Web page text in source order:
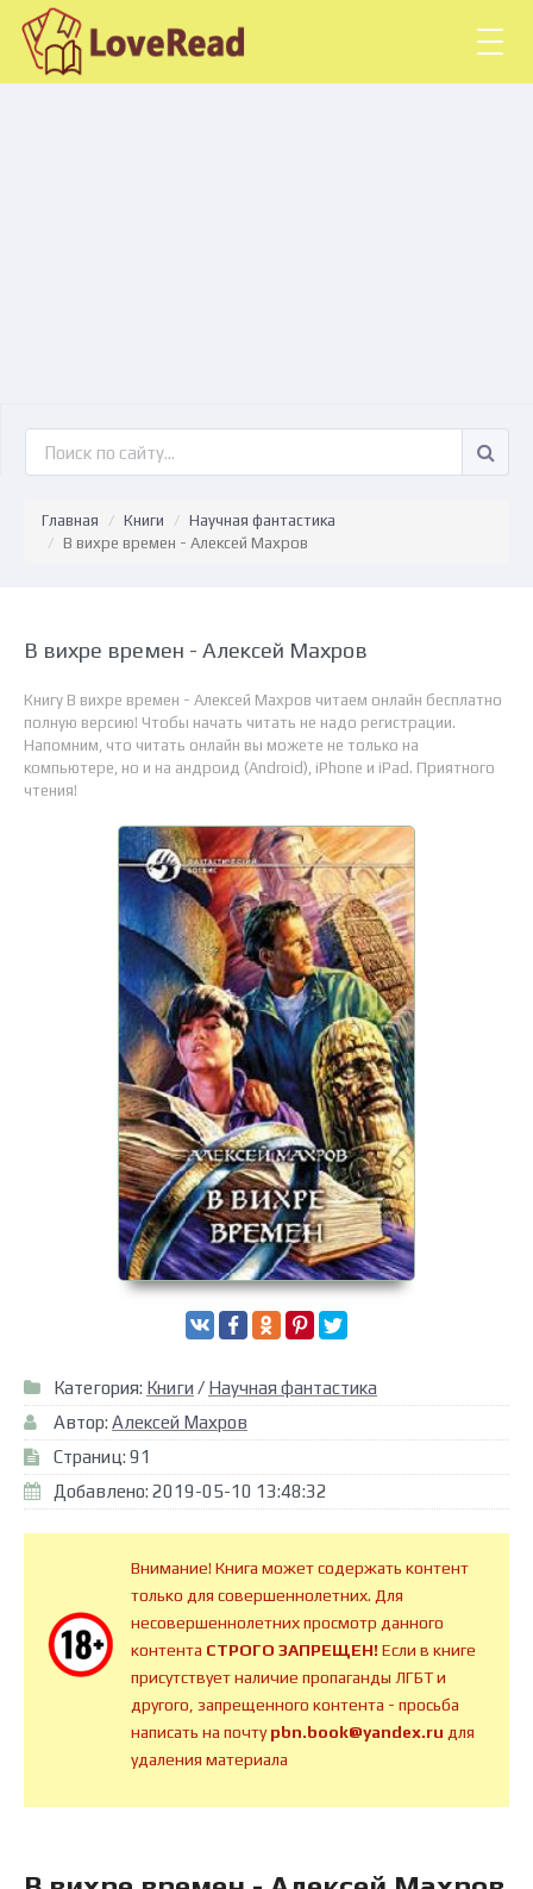
Главная Книги
Научная фантастика
В вихре времен - Алексей Махров
В вихре времен - Алексей Махров
Книгу В вихре времен - Алексей Махров читаем онлайн бесплатно
полную версию! Чтобы начать читать не надо регистрации.
Напомним, что читать онлайн вы можете не только на
компьютере, но и на андроид (Android), iPhone и iPad. Приятного
чтения!
Категория: Книги / Научная фантастика
Автор: Алексей Махров
Страниц: 91
Добавлено: 2019-05-10 13:48:32
Внимание! Книга может содержать контент
только для совершеннолетних. Для
несовершеннолетних просмотр данного
контента СТРОГО ЗАПРЕЩЕН!Если в книге
присутствует наличие пропаганды ЛГБТ и
другого, запрещенного контента - просьба
написать на почтуpbn.book@yandex.ru для
удаления материала